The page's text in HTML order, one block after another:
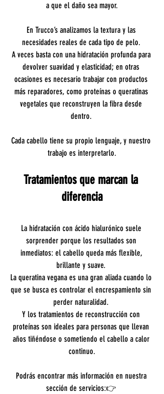
a que el daño sea mayor.
En Trucco’s analizamos la textura y las
necesidades reales de cada tipo de pelo.
A veces basta con una hidratación profunda para
devolver suavidad y elasticidad; en otras
ocasiones es necesario trabajar con productos
más reparadores, como proteínas o queratinas
vegetales que reconstruyen la fibra desde
dentro.
Cada cabello tiene su propio lenguaje, y nuestro
trabajo es interpretarlo.
Tratamientos que marcan la
diferencia
La hidratación con ácido hialurónico suele
sorprender porque los resultados son
inmediatos: el cabello queda más flexible,
brillante y suave.
La queratina vegana es una gran aliada cuando lo
que se busca es controlar el encrespamiento sin
perder naturalidad.
Y los tratamientos de reconstrucción con
proteínas son ideales para personas que llevan
años tiñéndose o sometiendo el cabello a calor
continuo.
Podrás encontrar más información en nuestra
sección de servicios:👉